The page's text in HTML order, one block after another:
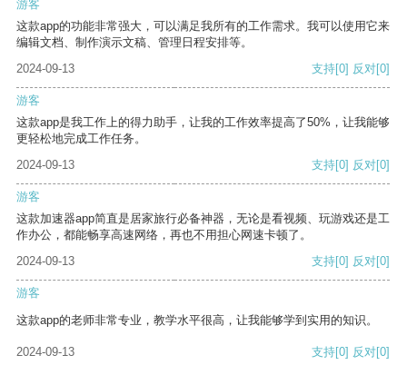
游客
这款app的功能非常强大，可以满足我所有的工作需求。我可以使用它来
编辑文档、制作演示文稿、管理日程安排等。
2024-09-13
支持[0] 反对[0]
游客
这款app是我工作上的得力助手，让我的工作效率提高了50%，让我能够
更轻松地完成工作任务。
2024-09-13
支持[0] 反对[0]
游客
这款加速器app简直是居家旅行必备神器，无论是看视频、玩游戏还是工
作办公，都能畅享高速网络，再也不用担心网速卡顿了。
2024-09-13
支持[0] 反对[0]
游客
这款app的老师非常专业，教学水平很高，让我能够学到实用的知识。
2024-09-13 支持[0] 反对[0]